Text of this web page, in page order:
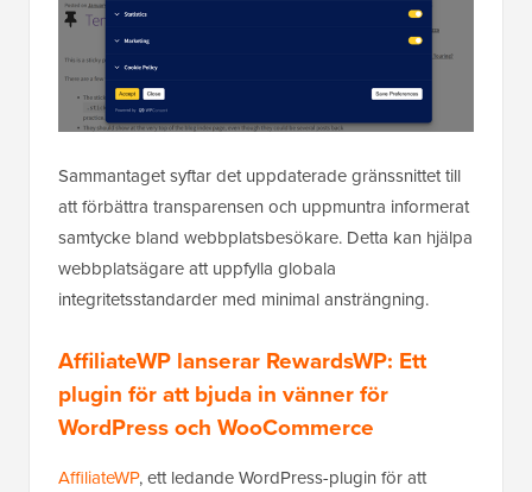
Sammantaget syftar det uppdaterade gränssnittet till
att förbättra transparensen och uppmuntra informerat
samtycke bland webbplatsbesökare. Detta kan hjälpa
webbplatsägare att uppfylla globala
integritetsstandarder med minimal ansträngning.
AffiliateWP lanserar RewardsWP: Ett
plugin för att bjuda in vänner för
WordPress och WooCommerce
AffiliateWP, ett ledande WordPress-plugin för att